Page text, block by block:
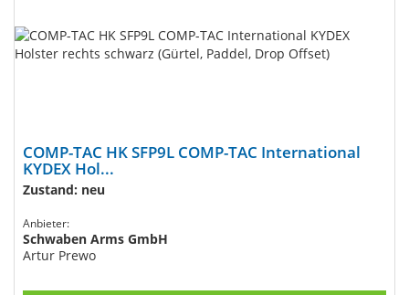
COMP-TAC HK SFP9L COMP-TAC International
KYDEX Hol...
Zustand: neu
Anbieter:
Schwaben Arms GmbH
Artur Prewo